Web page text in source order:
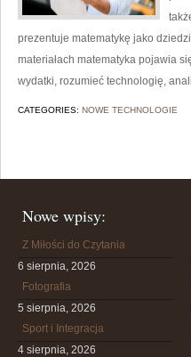
prezentuje matematykę jako
materiałach matematyka pojawia
wydatki, rozumieć technologię,
CATEGORIES: NOWE TECHNOLOGIE
Nowe wpisy:
Z Miłości do Czytania
6 sierpnia, 2026
Fotografia
5 sierpnia, 2026
Sport i Integracja
4 sierpnia, 2026